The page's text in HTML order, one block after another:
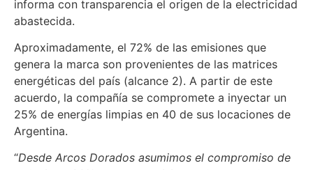
informa con transparencia el origen de la electricidad
abastecida.
Aproximadamente, el 72% de las emisiones que
genera la marca son provenientes de las matrices
energéticas del país (alcance 2). A partir de este
acuerdo, la compañía se compromete a inyectar un
25% de energías limpias en 40 de sus locaciones de
Argentina.
“Desde Arcos Dorados asumimos el compromiso de